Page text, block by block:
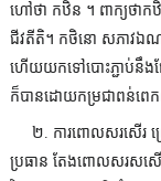
ហៅថា កឋិន ។ ពាក្យថាក
ជីវតីតិ។ កថិនោ សភាវឯណ
ហើយយកទៅបោះភ្ជាប់នឹ
ក៏បានដោយកម្រជាពន់ពេ
២. ការពោលសរសើរ ព្
ប្រធាន តែងពោលសរសសើ